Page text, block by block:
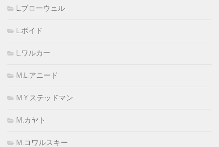
L.ブローウェル
L.ボイド
L.ワルカー
M.L.アニード
M.Y.ステッドマン
M.カヤト
M.コワルスキー